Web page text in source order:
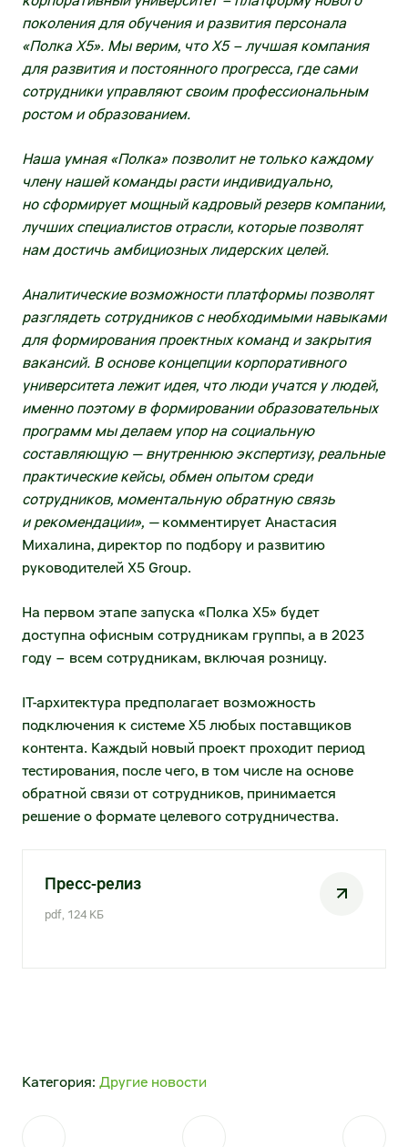
Х5 Импорт поставщикам
X5 Импорт оптовым покупателям
Некоммерческие закупки X5
Строительно-монтажные работы
Транспортные услуги
Услуги для импортных поставок
Закупки дирекции недвижимости (СМР,
РСР)
Услуги по погрузке-разгрузке, выкладке,
фасовке товаров
Агентский договор на коммунальные
услуги
Услуги по уборке помещений и
территории
Техническое обслуживание и ремонт
торгово-технологического и холодильного
поколения для обучения и развития персонала
«Полка X5». Мы верим, что X5 – лучшая компания
для развития и постоянного прогресса, где сами
сотрудники управляют своим профессиональным
ростом и образованием.
Наша умная «Полка» позволит не только каждому
члену нашей команды расти индивидуально,
но сформирует мощный кадровый резерв компании,
лучших специалистов отрасли, которые позволят
нам достичь амбициозных лидерских целей.
Аналитические возможности платформы позволят
разглядеть сотрудников с необходимыми навыками
для формирования проектных команд и закрытия
вакансий. В основе концепции корпоративного
университета лежит идея, что люди учатся у людей,
именно поэтому в формировании образовательных
программ мы делаем упор на социальную
составляющую — внутреннюю экспертизу, реальные
практические кейсы, обмен опытом среди
сотрудников, моментальную обратную связь
и рекомендации», — комментирует Анастасия
Михалина, директор по подбору и развитию
руководителей X5 Group.
На первом этапе запуска «Полка X5» будет
доступна офисным сотрудникам группы, а в 2023
году – всем сотрудникам, включая розницу.
IT-архитектура предполагает возможность
подключения к системе X5 любых поставщиков
контента. Каждый новый проект проходит период
тестирования, после чего, в том числе на основе
обратной связи от сотрудников, принимается
решение о формате целевого сотрудничества.
Пресс-релиз
pdf, 124 КБ
Категория: Другие новости